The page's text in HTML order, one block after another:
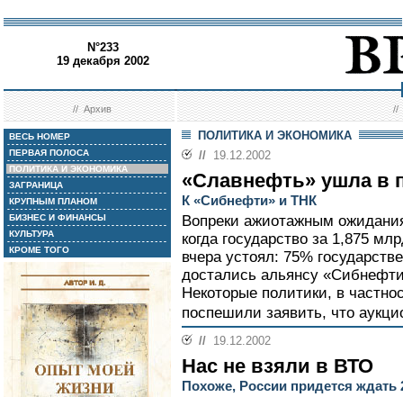
N°233
19 декабря 2002
//Архив //
ВЕСЬ НОМЕР
ПЕРВАЯ ПОЛОСА
ПОЛИТИКА И ЭКОНОМИКА
ЗАГРАНИЦА
КРУПНЫМ ПЛАНОМ
БИЗНЕС И ФИНАНСЫ
КУЛЬТУРА
КРОМЕ ТОГО
ПОЛИТИКА И ЭКОНОМИКА
// 19.12.2002
«Славнефть» ушла в
К «Сибнефти» и ТНК
Вопреки ажиотажным
когда государство за 1,875
вчера устоял: 75%
достались альянсу
Некоторые политики, в
поспешили заявить, что
// 19.12.2002
Нас не взяли в ВТО
Похоже, России придется ждать